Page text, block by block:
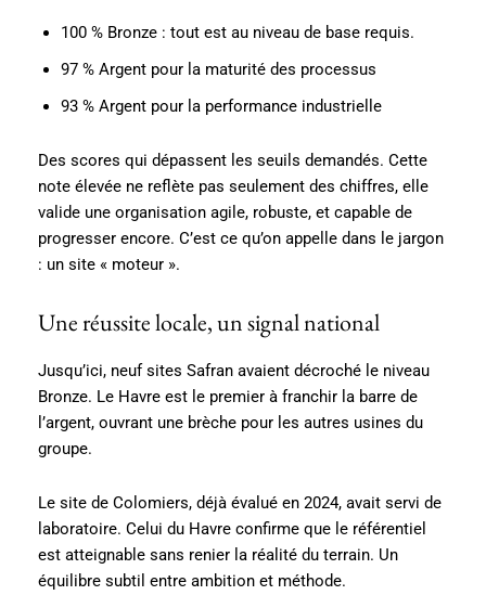
100 % Bronze : tout est au niveau de base requis.
97 % Argent pour la maturité des processus
93 % Argent pour la performance industrielle
Des scores qui dépassent les seuils demandés. Cette
note élevée ne reflète pas seulement des chiffres, elle
valide une organisation agile, robuste, et capable de
progresser encore. C’est ce qu’on appelle dans le jargon
: un site « moteur ».
Une réussite locale, un signal national
Jusqu’ici, neuf sites Safran avaient décroché le niveau
Bronze. Le Havre est le premier à franchir la barre de
l’argent, ouvrant une brèche pour les autres usines du
groupe.
Le site de Colomiers, déjà évalué en 2024, avait servi de
laboratoire. Celui du Havre confirme que le référentiel
est atteignable sans renier la réalité du terrain. Un
équilibre subtil entre ambition et méthode.